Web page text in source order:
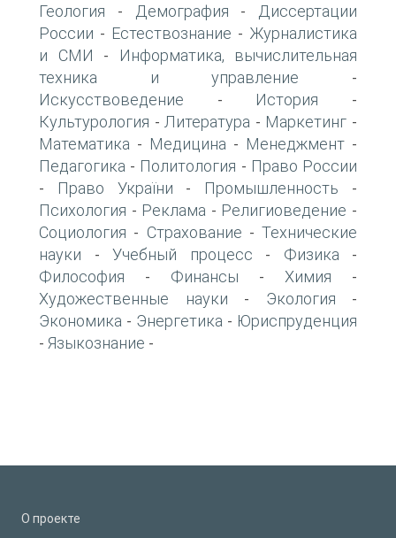
Геология - Демография -
Диссертации
России - Естествознание - Журналистика
и СМИ -
Информатика, вычислительная
техника и управление -
Искусствоведение - История -
Культурология - Литература - Маркетинг -
Математика - Медицина - Менеджмент -
Педагогика - Политология - Право России
- Право України - Промышленность -
Психология - Реклама - Религиоведение -
Социология - Страхование - Технические
науки - Учебный процесс - Физика -
Философия - Финансы - Химия -
Художественные науки - Экология -
Экономика - Энергетика - Юриспруденция
- Языкознание -
О проекте